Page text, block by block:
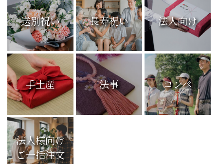
送別祝い 長寿祝い 法人向け
手土産 法事 コンペ
法人様向け
ご一括注文